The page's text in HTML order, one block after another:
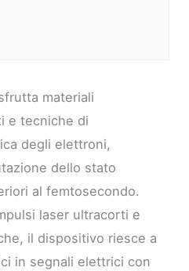
materiali
e tecniche di
degli elettroni,
dello stato
al femtosecondo.
laser ultracorti e
il dispositivo riesce a
in segnali elettrici con